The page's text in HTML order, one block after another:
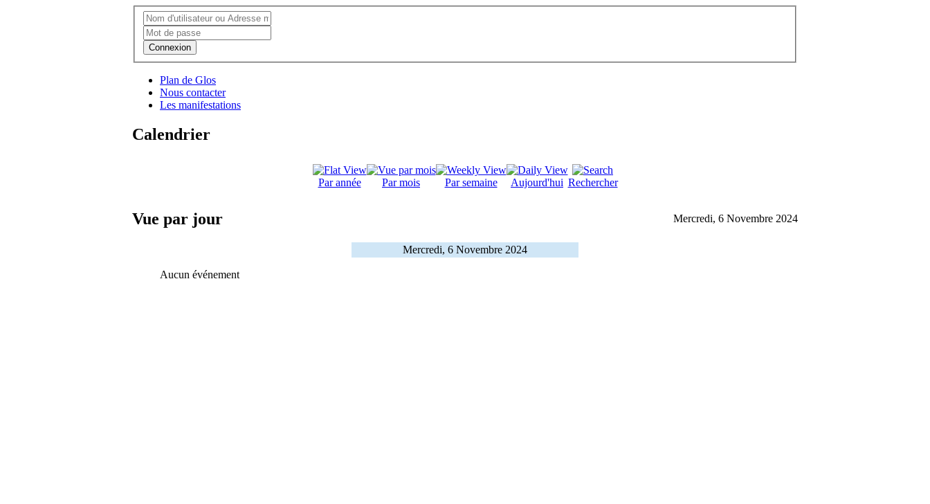
Connexion
Plan de Glos
Nous contacter
Les manifestations
Calendrier
Par année Par mois Par semaine Aujourd'hui Rechercher
Vue par jour Mercredi, 6 Novembre 2024
Mercredi, 6 Novembre 2024
Aucun événement